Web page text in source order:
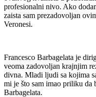
profesionalni nivo. Ako
zaista sam prezadovoljan
Veronesi.
Francesco Barbagelata je
veoma zadovoljan krajnjim
divna. Mladi ljudi sa kojima
mi je što sam imao priliku da
Barbagelata.